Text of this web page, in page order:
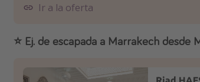
Ir a la oferta
⭐️ Ej. de escapada a Marrakech desde